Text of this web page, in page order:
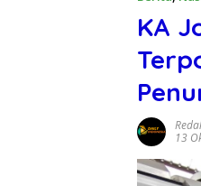
KA
13